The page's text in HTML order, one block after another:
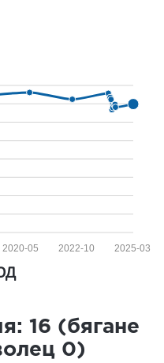
2025-03
2022-10
2020-05
16 (бягане
0)